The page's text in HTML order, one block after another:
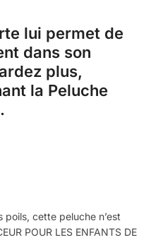
lui permet de
dans son
plus,
la Peluche
poils, cette peluche n’est
POUR LES ENFANTS DE